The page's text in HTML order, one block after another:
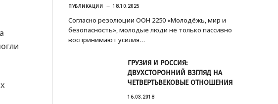
ПУБЛИКАЦИИ 18.10.2025
Согласно резолюции ООН 2250 «Молодёжь, мир и
безопасность», молодые люди не только пассивно
воспринимают усилия…
ГРУЗИЯ И РОССИЯ:
ДВУХСТОРОННИЙ ВЗГЛЯД НА
ЧЕТВЕРТЬВЕКОВЫЕ ОТНОШЕНИЯ
16.03.2018